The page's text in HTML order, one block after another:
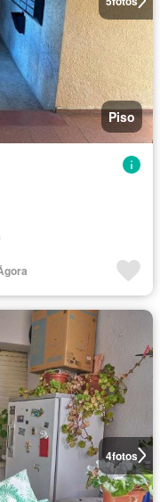
Piso
4fotos